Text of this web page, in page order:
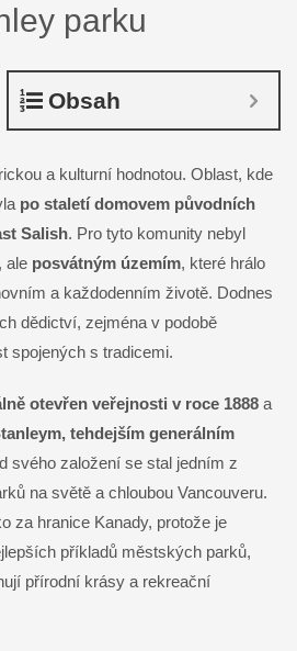
parku
Obsah
a kulturní hodnotou. Oblast, kde
po staletí domovem původních
Salish. Pro tyto komunity nebyl
ale posvátným územím, které hrálo
a každodenním životě. Dodnes
dědictví, zejména v podobě
spojených s tradicemi.
otevřen veřejnosti v roce 1888 a
tehdejším generálním
svého založení se stal jedním z
na světě a chloubou Vancouveru.
za hranice Kanady, protože je
příkladů městských parků,
přírodní krásy a rekreační